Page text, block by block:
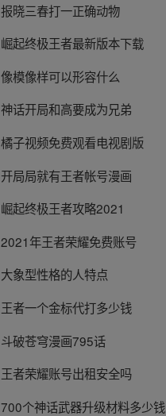
报晓三春打一正确动物
崛起终极王者最新版本下载
像模像样可以形容什么
神话开局和高要成为兄弟
橘子视频免费观看电视剧版
开局局就有王者帐号漫画
崛起终极王者攻略2021
2021年王者荣耀免费账号
大象型性格的人特点
王者一个金标代打多少钱
斗破苍穹漫画795话
王者荣耀账号出租安全吗
700个神话武器升级材料多少钱